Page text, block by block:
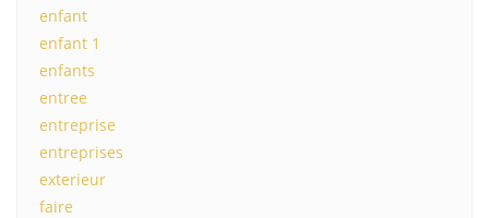
enfant
enfant 1
enfants
entree
entreprise
entreprises
exterieur
faire